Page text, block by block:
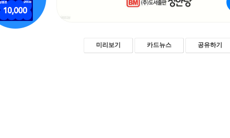
미리보기 카드뉴스 공유하기